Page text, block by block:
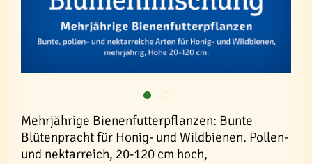
Mehrjährige Bienenfutterpflanzen: Bunte
Blütenpracht für Honig- und Wildbienen. Pollen-
und nektarreich, 20-120 cm hoch,